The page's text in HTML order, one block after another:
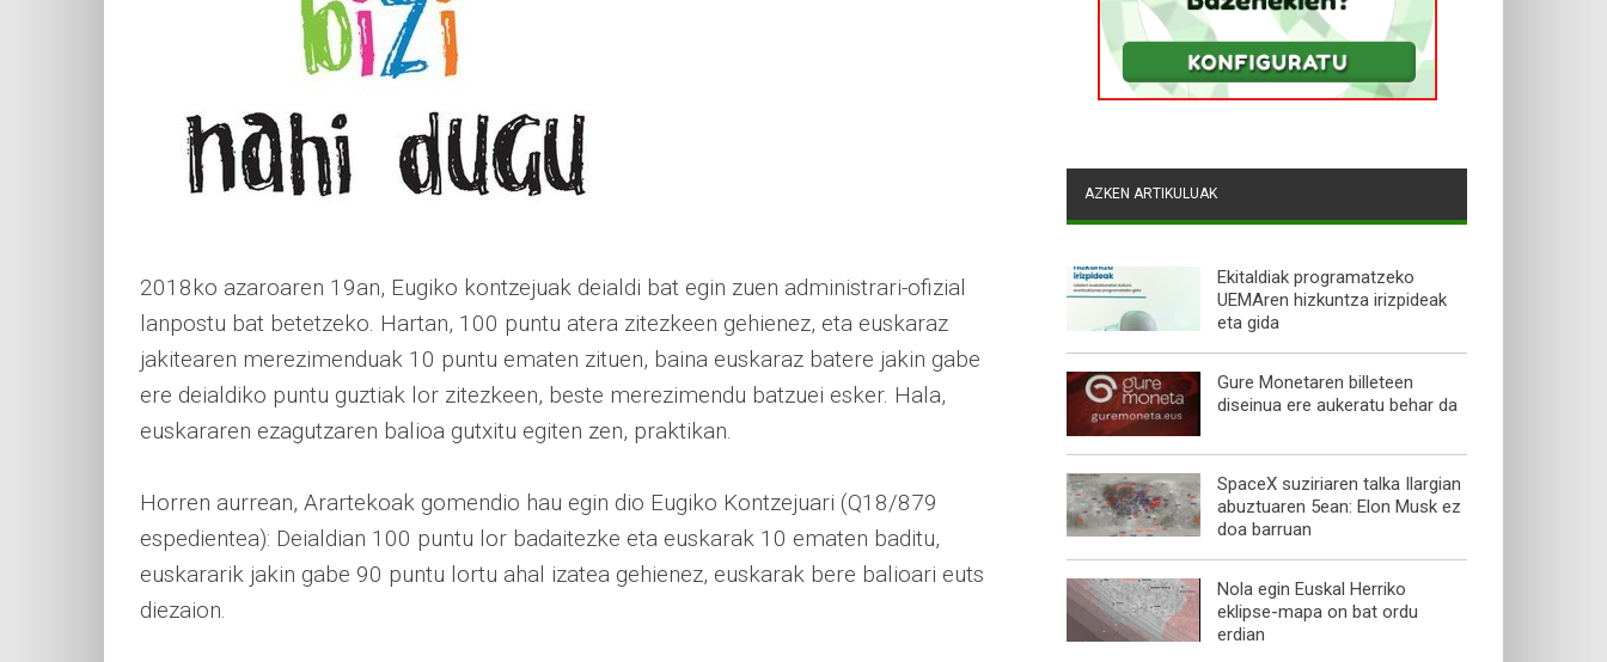
2018ko azaroaren 19an, Eugiko kontzejuak deialdi bat egin zuen administrari-ofizial
lanpostu bat betetzeko. Hartan, 100 puntu atera zitezkeen gehienez, eta euskaraz
jakitearen merezimenduak 10 puntu ematen zituen, baina euskaraz batere jakin gabe
ere deialdiko puntu guztiak lor zitezkeen, beste merezimendu batzuei esker. Hala,
euskararen ezagutzaren balioa gutxitu egiten zen, praktikan.
Horren aurrean, Arartekoak gomendio hau egin dio Eugiko Kontzejuari (Q18/879
espedientea): Deialdian 100 puntu lor badaitezke eta euskarak 10 ematen baditu,
euskararik jakin gabe 90 puntu lortu ahal izatea gehienez, euskarak bere balioari euts
diezaion.
AZKEN ARTIKULUAK
Ekitaldiak programatzeko
UEMAren hizkuntza irizpideak
eta gida
Gure Monetaren billeteen
diseinua ere aukeratu behar da
SpaceX suziriaren talka Ilargian
abuztuaren 5ean: Elon Musk ez
doa barruan
Nola egin Euskal Herriko
eklipse-mapa on bat ordu
erdian